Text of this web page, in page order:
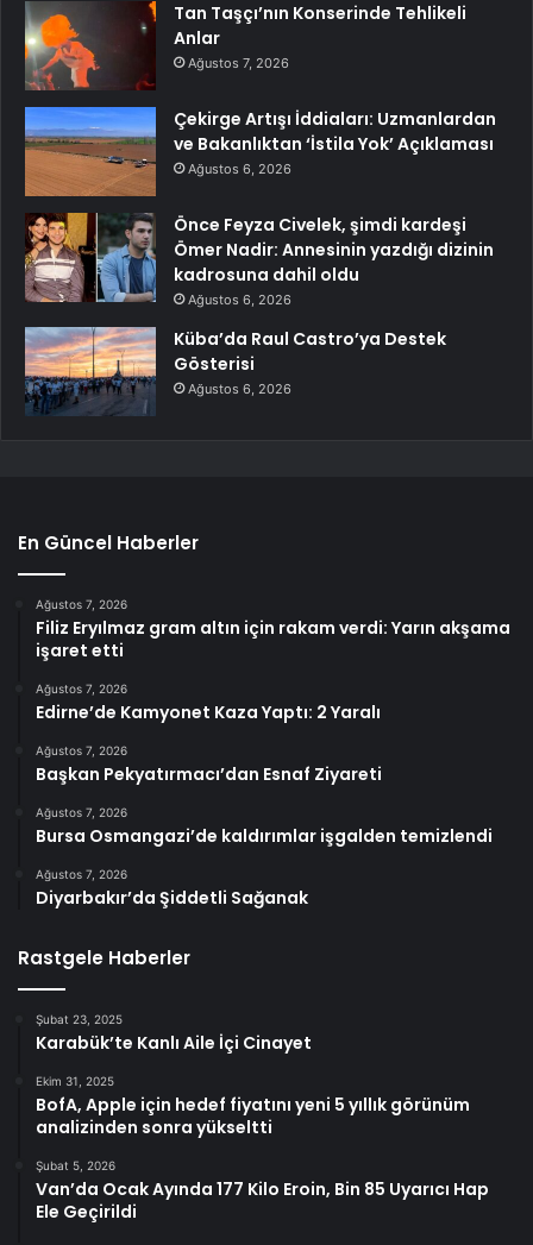
Tan Taşçı’nın Konserinde Tehlikeli
Anlar
Ağustos 7, 2026
Çekirge Artışı İddiaları: Uzmanlardan
ve Bakanlıktan ‘İstila Yok’ Açıklaması
Ağustos 6, 2026
Önce Feyza Civelek, şimdi kardeşi
Ömer Nadir: Annesinin yazdığı dizinin
kadrosuna dahil oldu
Ağustos 6, 2026
Küba’da Raul Castro’ya Destek
Gösterisi
Ağustos 6, 2026
En Güncel Haberler
Ağustos 7, 2026
Filiz Eryılmaz gram altın için rakam verdi: Yarın akşama
işaret etti
Ağustos 7, 2026
Edirne’de Kamyonet Kaza Yaptı: 2 Yaralı
Ağustos 7, 2026
Başkan Pekyatırmacı’dan Esnaf Ziyareti
Ağustos 7, 2026
Bursa Osmangazi’de kaldırımlar işgalden temizlendi
Ağustos 7, 2026
Diyarbakır’da Şiddetli Sağanak
Rastgele Haberler
Şubat 23, 2025
Karabük’te Kanlı Aile İçi Cinayet
Ekim 31, 2025
BofA, Apple için hedef fiyatını yeni 5 yıllık görünüm
analizinden sonra yükseltti
Şubat 5, 2026
Van’da Ocak Ayında 177 Kilo Eroin, Bin 85 Uyarıcı Hap
Ele Geçirildi